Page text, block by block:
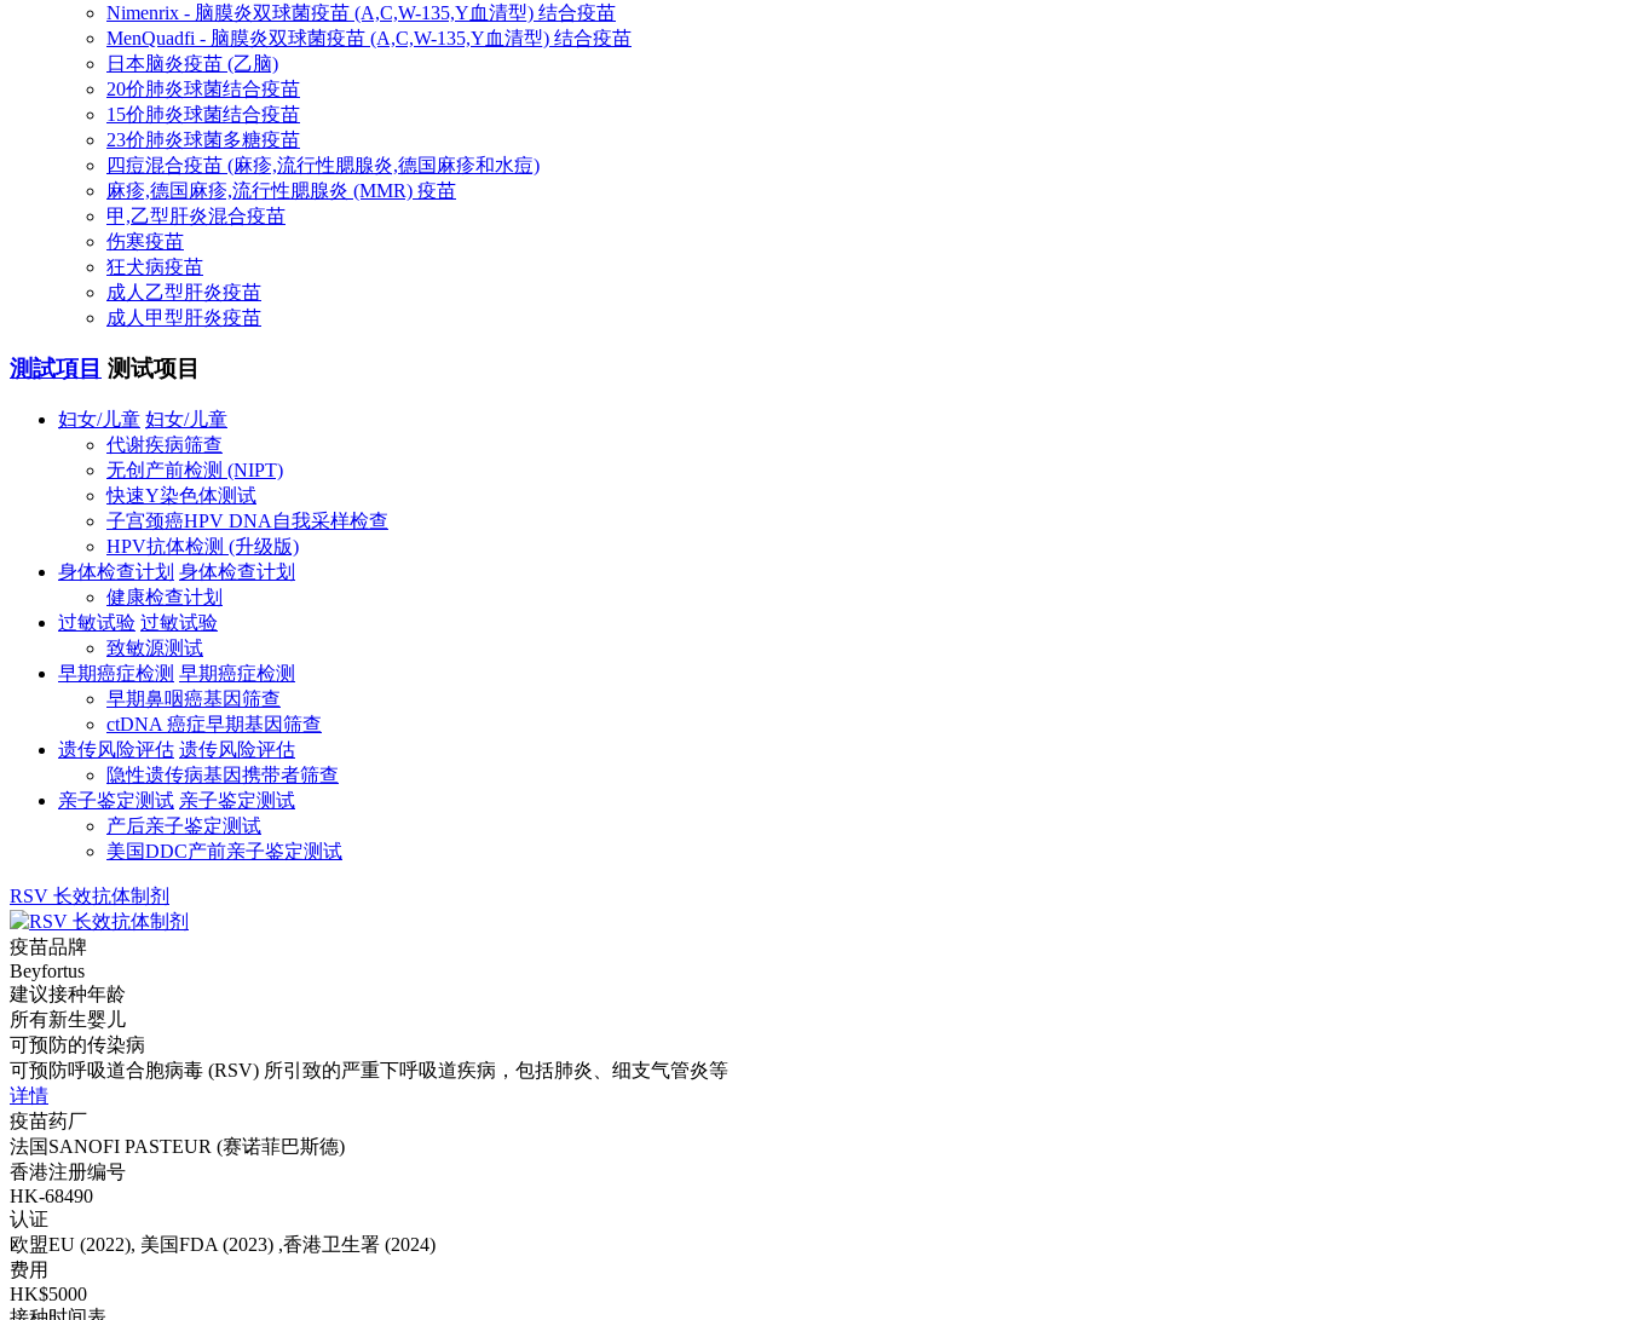
Nimenrix - 脑膜炎双球菌疫苗 (A,C,W-135,Y血清型) 结合疫苗
MenQuadfi - 脑膜炎双球菌疫苗 (A,C,W-135,Y血清型) 结合疫苗
日本脑炎疫苗 (乙脑)
20价肺炎球菌结合疫苗
15价肺炎球菌结合疫苗
23价肺炎球菌多糖疫苗
四痘混合疫苗 (麻疹,流行性腮腺炎,德国麻疹和水痘)
麻疹,德国麻疹,流行性腮腺炎 (MMR) 疫苗
甲,乙型肝炎混合疫苗
伤寒疫苗
狂犬病疫苗
成人乙型肝炎疫苗
成人甲型肝炎疫苗
測試項目 测试项目
妇女/儿童 妇女/儿童
代谢疾病筛查
无创产前检测 (NIPT)
快速Y染色体测试
子宫颈癌HPV DNA自我采样检查
HPV抗体检测 (升级版)
身体检查计划 身体检查计划
健康检查计划
过敏试验 过敏试验
致敏源测试
早期癌症检测 早期癌症检测
早期鼻咽癌基因筛查
ctDNA 癌症早期基因筛查
遗传风险评估 遗传风险评估
隐性遗传病基因携带者筛查
亲子鉴定测试 亲子鉴定测试
产后亲子鉴定测试
美国DDC产前亲子鉴定测试
RSV 长效抗体制剂
疫苗品牌
Beyfortus
建议接种年龄
所有新生婴儿
可预防的传染病
可预防呼吸道合胞病毒 (RSV) 所引致的严重下呼吸道疾病，包括肺炎、细支气管炎等
详情
疫苗药厂
法国SANOFI PASTEUR (赛诺菲巴斯德)
香港注册编号
HK-68490
认证
欧盟EU (2022), 美国FDA (2023) ,香港卫生署 (2024)
费用
HK$5000